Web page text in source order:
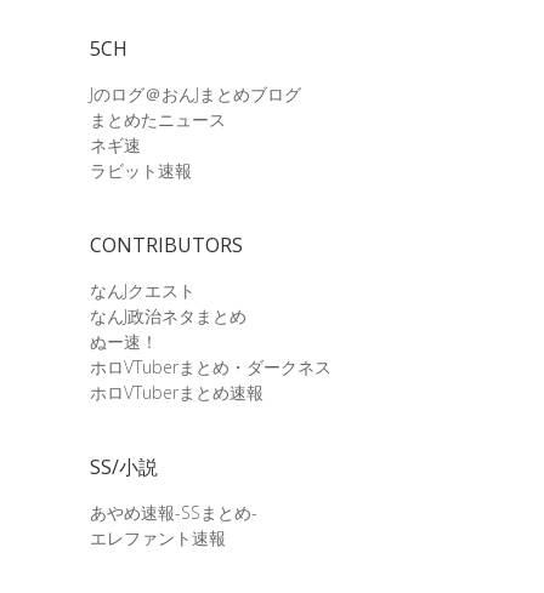
5CH
Jのログ＠おんJまとめブログ
まとめたニュース
ネギ速
ラビット速報
CONTRIBUTORS
なんJクエスト
なんJ政治ネタまとめ
ぬー速！
ホロVTuberまとめ・ダークネス
ホロVTuberまとめ速報
SS/小説
あやめ速報-SSまとめ-
エレファント速報